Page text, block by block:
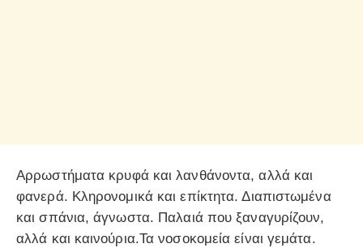
Αρρωστήματα κρυφά και λανθάνοντα, αλλά και
φανερά. Κληρονομικά και επίκτητα. Διαπιστωμένα
και σπάνια, άγνωστα. Παλαιά που ξαναγυρίζουν,
αλλά και καινούρια.Τα νοσοκομεία είναι γεμάτα.